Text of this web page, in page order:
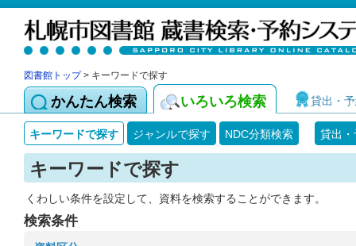
図書館トップ> キーワードで探す
かんたん検索 いろいろ検索 貸出・
キーワードで探す ジャンルで探す NDC分類検索 貸出
キーワードで探す
くわしい条件を設定して、資料を検索することができます。
検索条件